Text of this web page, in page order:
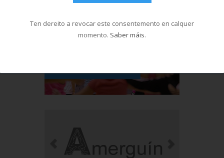
Ten dereito a revocar este consentemento en calquer
momento. Saber máis.